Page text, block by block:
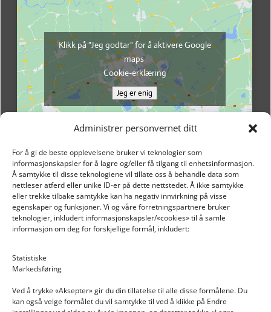
Administrer personvernet ditt
For å gi de beste opplevelsene bruker vi teknologier som
informasjonskapsler for å lagre og/eller få tilgang til enhetsinformasjon.
Å samtykke til disse teknologiene vil tillate oss å behandle data som
nettleser atferd eller unike ID-er på dette nettstedet. Å ikke samtykke
eller trekke tilbake samtykke kan ha negativ innvirkning på visse
egenskaper og funksjoner. Vi og våre forretningspartnere bruker
teknologier, inkludert informasjonskapsler/«cookies» til å samle
informasjon om deg for forskjellige formål, inkludert:
Statistiske
Markedsføring
Ved å trykke «Aksepter» gir du din tillatelse til alle disse formålene. Du
kan også velge formålet du vil samtykke til ved å klikke på Endre
Klikk på "Jeg godtar" for å aktivere Google
maps
Cookie-erklæring
Jeg er enig